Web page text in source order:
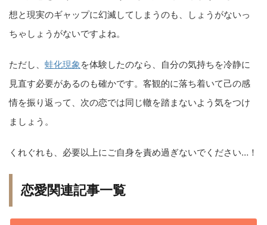
想と現実のギャップに幻滅してしまうのも、しょうがないっ
ちゃしょうがないですよね。
ただし、 蛙化現象を体験したのなら、自分の気持ちを冷静に
見直す必要があるのも確かです。客観的に落ち着いて己の感
情を振り返って、次の恋では同じ轍を踏まないよう気をつけ
ましょう。
くれぐれも、必要以上にご自身を責め過ぎないでください…！
恋愛関連記事一覧